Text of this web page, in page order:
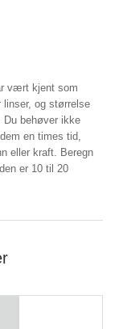
vært kjent som
linser, og størrelse
Du behøver ikke
en times tid,
eller kraft. Beregn
er 10 til 20